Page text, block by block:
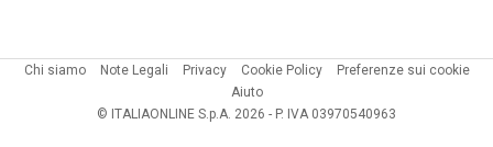
Chi siamo Note Legali Privacy Cookie Policy
Preferenze sui cookie
Aiuto
© ITALIAONLINE S.p.A. 2026 - P. IVA 03970540963